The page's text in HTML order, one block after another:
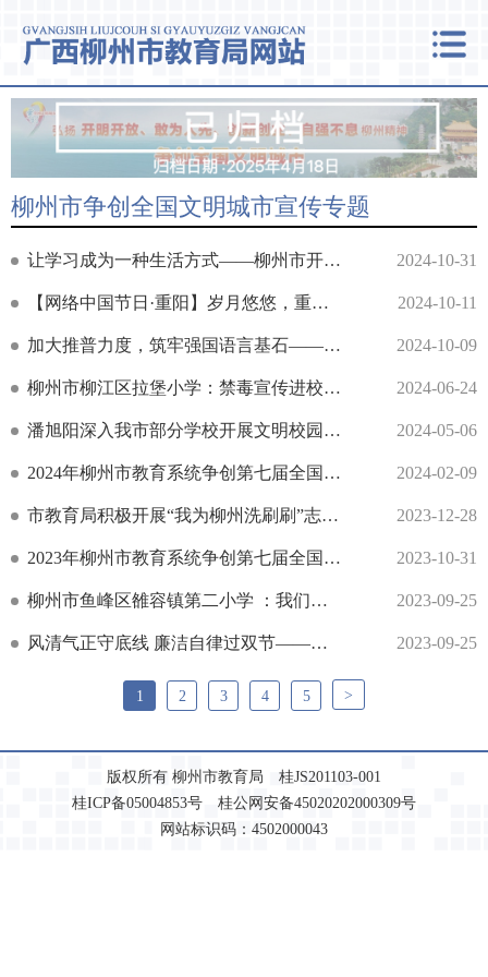
柳州市争创全国文明城市宣传专题
让学习成为一种生活方式——柳州市开启2024年全民终身学习活动 2024-10-31
【网络中国节日·重阳】岁月悠悠，重阳情深，我市各学校开展敬老爱老活动 2024-10-11
加大推普力度，筑牢强国语言基石——柳州市举办第27届推广普通话宣传周活动 2024-10-09
柳州市柳江区拉堡小学：禁毒宣传进校园 共筑青少年禁毒防线 2024-06-24
潘旭阳深入我市部分学校开展文明校园创建和学校高质量发展调研指导 2024-05-06
2024年柳州市教育系统争创第七届全国文明城市推进会召开 2024-02-09
市教育局积极开展“我为柳州洗刷刷”志愿服务活动 2023-12-28
2023年柳州市教育系统争创第七届全国文明城市工作推进会在市教育局召开 2023-10-31
柳州市鱼峰区雒容镇第二小学 ：我们的节日·中秋节 2023-09-25
风清气正守底线 廉洁自律过双节——弯小教育集团召开警示教育暨中秋、国庆节前集体廉政提醒谈话会 2023-09-25
1 2 3 4 5 >
版权所有 柳州市教育局 桂JS201103-001
桂ICP备05004853号 桂公网安备45020202000309号
网站标识码：4502000043